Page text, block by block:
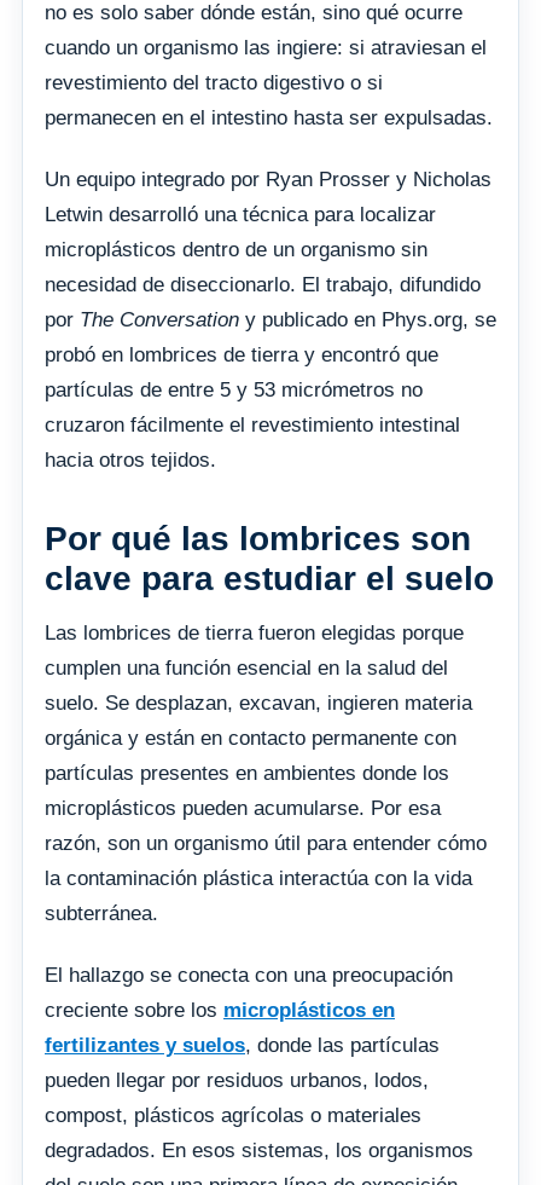
no es solo saber dónde están, sino qué ocurre
cuando un organismo las ingiere: si atraviesan el
revestimiento del tracto digestivo o si
permanecen en el intestino hasta ser expulsadas.
Un equipo integrado por Ryan Prosser y Nicholas
Letwin desarrolló una técnica para localizar
microplásticos dentro de un organismo sin
necesidad de diseccionarlo. El trabajo, difundido
por The Conversation y publicado en Phys.org, se
probó en lombrices de tierra y encontró que
partículas de entre 5 y 53 micrómetros no
cruzaron fácilmente el revestimiento intestinal
hacia otros tejidos.
Por qué las lombrices son
clave para estudiar el suelo
Las lombrices de tierra fueron elegidas porque
cumplen una función esencial en la salud del
suelo. Se desplazan, excavan, ingieren materia
orgánica y están en contacto permanente con
partículas presentes en ambientes donde los
microplásticos pueden acumularse. Por esa
razón, son un organismo útil para entender cómo
la contaminación plástica interactúa con la vida
subterránea.
El hallazgo se conecta con una preocupación
creciente sobre los microplásticos en
fertilizantes y suelos, donde las partículas
pueden llegar por residuos urbanos, lodos,
compost, plásticos agrícolas o materiales
degradados. En esos sistemas, los organismos